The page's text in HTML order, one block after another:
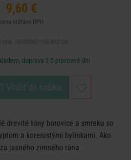
9,60 €
cena vrátane DPH
doprava 2-5 pracovné dni
Vložiť do košíka
drevité tóny borovice a smreku so
a korenistými bylinkami. Ako
jasného zimného rána.